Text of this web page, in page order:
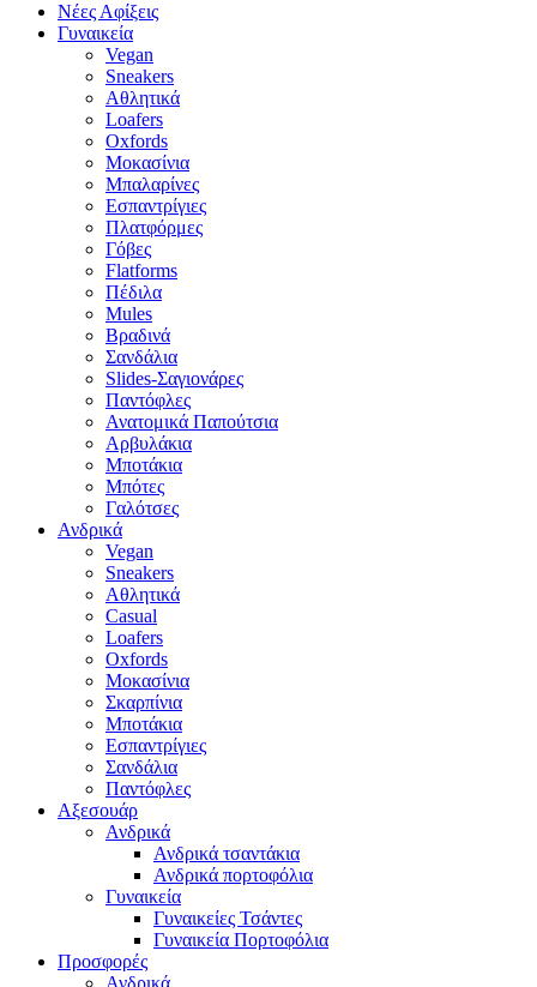
Νέες Αφίξεις
Γυναικεία
Vegan
Sneakers
Αθλητικά
Loafers
Oxfords
Μοκασίνια
Μπαλαρίνες
Εσπαντρίγιες
Πλατφόρμες
Γόβες
Flatforms
Πέδιλα
Mules
Βραδινά
Σανδάλια
Slides-Σαγιονάρες
Παντόφλες
Ανατομικά Παπούτσια
Αρβυλάκια
Μποτάκια
Μπότες
Γαλότσες
Ανδρικά
Vegan
Sneakers
Αθλητικά
Casual
Loafers
Oxfords
Μοκασίνια
Σκαρπίνια
Μποτάκια
Εσπαντρίγιες
Σανδάλια
Παντόφλες
Αξεσουάρ
Ανδρικά
Ανδρικά τσαντάκια
Ανδρικά πορτοφόλια
Γυναικεία
Γυναικείες Τσάντες
Γυναικεία Πορτοφόλια
Προσφορές
Ανδρικά